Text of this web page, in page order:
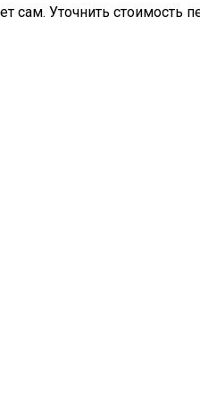
сам. Уточнить стоимость